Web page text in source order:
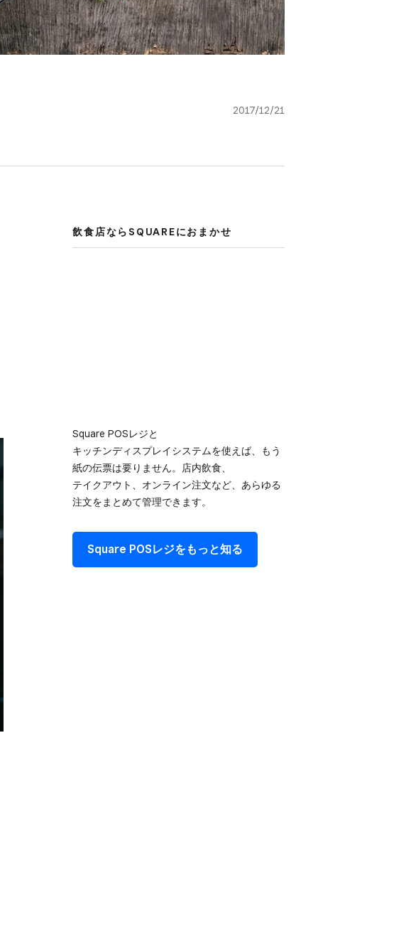
2017/12/21
飲食店なら​SQUAREに​おまかせ
Square POSレジと​
キッチンディスプレイシステムを​使えば、​もう​
紙の​伝票は​要りません。​店内飲食、​
テイクアウト、​オンライン注文など、​あらゆる​
注文を​まとめて​管理できます。
Square POSレジを​もっと​知る